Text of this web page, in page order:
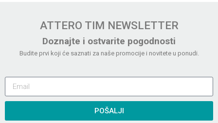
ATTERO TIM NEWSLETTER
Doznajte i ostvarite pogodnosti
Budite prvi koji će saznati za naše promocije i novitete u ponudi.
POŠALJI